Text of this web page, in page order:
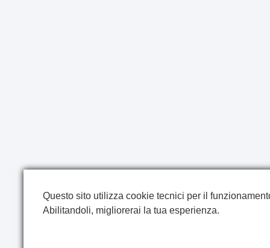
Questo sito utilizza cookie tecnici per il
Abilitandoli, migliorerai la tua esperienza.